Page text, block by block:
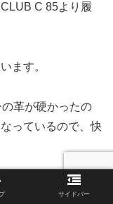
C 85より履
ます。
革が硬かったの
っているので、快
で、履く際にスム
サイドバー